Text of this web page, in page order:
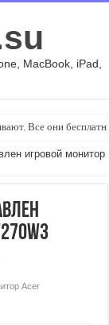
MacBook, iPad,
Все они
игровой монитор
Acer